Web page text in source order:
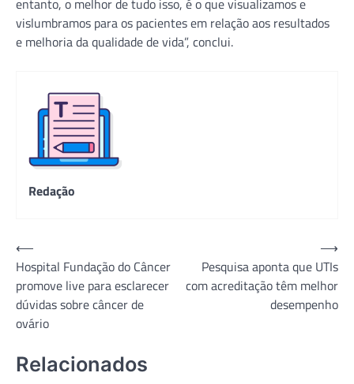
vislumbramos para os pacientes em relação aos resultados
e melhoria da qualidade de vida”, conclui.
Redação
Navegação
de
Post
⟵
Hospital Fundação do Câncer
promove live para esclarecer
dúvidas sobre câncer de
ovário
Pesquisa aponta que UTIs
com acreditação têm melhor
desempenho
⟶
Relacionados